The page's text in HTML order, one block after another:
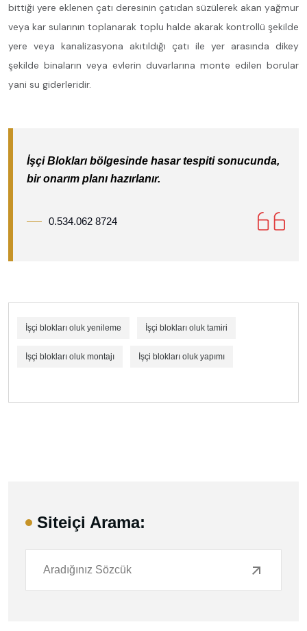
bittiği yere eklenen çatı deresinin çatıdan süzülerek akan yağmur
veya kar sularının toplanarak toplu halde akarak kontrollü şekilde
yere veya kanalizasyona akıtıldığı çatı ile yer arasında dikey
şekilde binaların veya evlerin duvarlarına monte edilen borular
yani su giderleridir.
İşçi Blokları bölgesinde hasar tespiti sonucunda,
bir onarım planı hazırlanır.
0.534.062 8724
İşçi blokları oluk yenileme İşçi blokları oluk tamiri
İşçi blokları oluk montajı İşçi blokları oluk yapımı
Siteiçi Arama: